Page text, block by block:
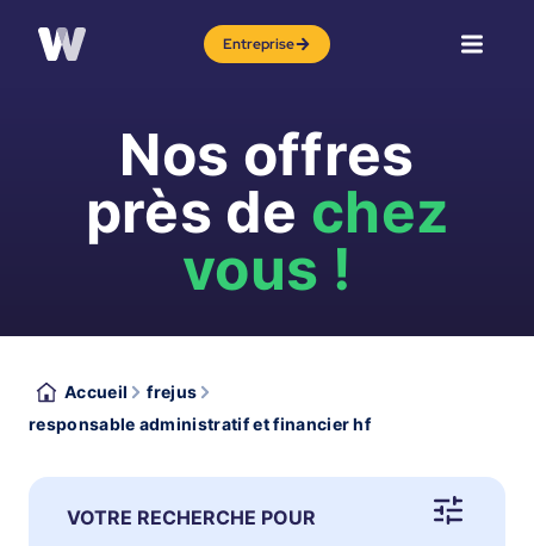
Entreprise
Nos offres
près de chez
vous !
Accueil
frejus
responsable administratif et financier hf
VOTRE RECHERCHE POUR